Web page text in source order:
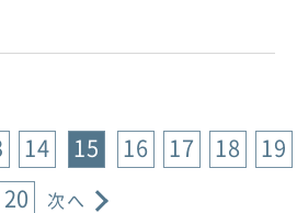
14 15 16 17 18
19
20
次へ